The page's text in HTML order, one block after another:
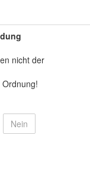
nicht der
Nein